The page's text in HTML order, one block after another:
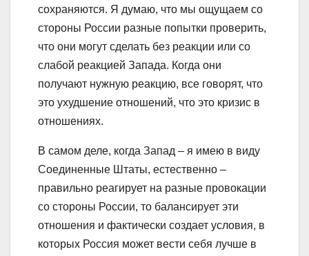
сохраняются. Я думаю, что мы ощущаем со
стороны России разные попытки проверить,
что они могут сделать без реакции или со
слабой реакцией Запада. Когда они
получают нужную реакцию, все говорят, что
это ухудшение отношений, что это кризис в
отношениях.
В самом деле, когда Запад – я имею в виду
Соединенные Штаты, естественно –
правильно реагирует на разные провокации
со стороны России, то балансирует эти
отношения и фактически создает условия, в
которых Россия может вести себя лучше в